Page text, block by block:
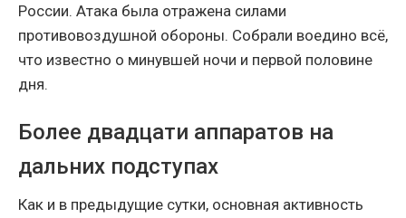
России. Атака была отражена силами
противовоздушной обороны. Собрали воедино всё,
что известно о минувшей ночи и первой половине
дня.
Более двадцати аппаратов на
дальних подступах
Как и в предыдущие сутки, основная активность